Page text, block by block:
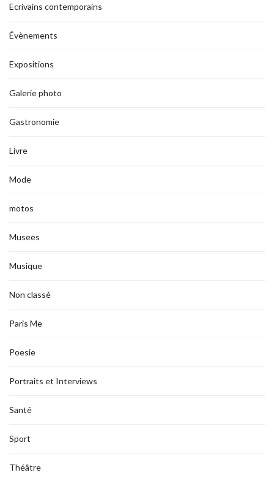
Ecrivains contemporains
Évènements
Expositions
Galerie photo
Gastronomie
Livre
Mode
motos
Musees
Musique
Non classé
Paris Me
Poesie
Portraits et Interviews
Santé
Sport
Théâtre